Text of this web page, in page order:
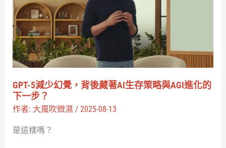
生
濾
鏡
奪
被
炎
GPT-5減少幻覺，背後藏著AI生存策略與AGI進化的
下一步？
作者: 大風吹微濕 / 2025-08-13
是這樣嗎？
少
幻
覺，
背
後
著
AI
存